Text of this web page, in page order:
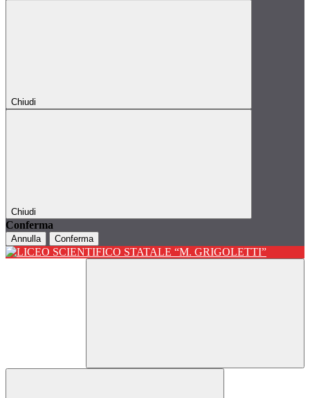
Chiudi
Chiudi
Conferma
Annulla Conferma